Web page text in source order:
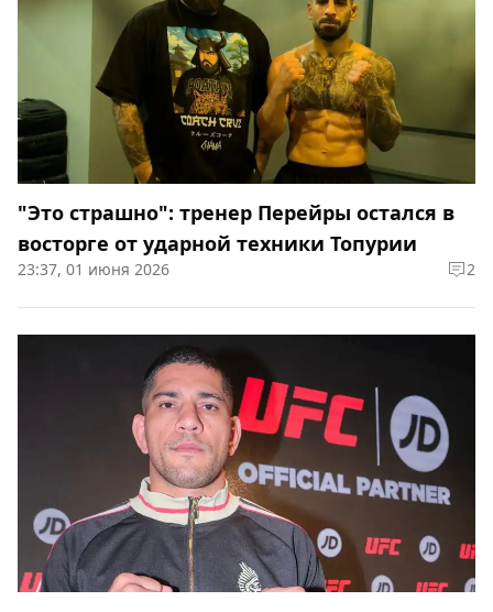
"Это страшно": тренер Перейры остался в
восторге от ударной техники Топурии
23:37, 01 июня 2026 2